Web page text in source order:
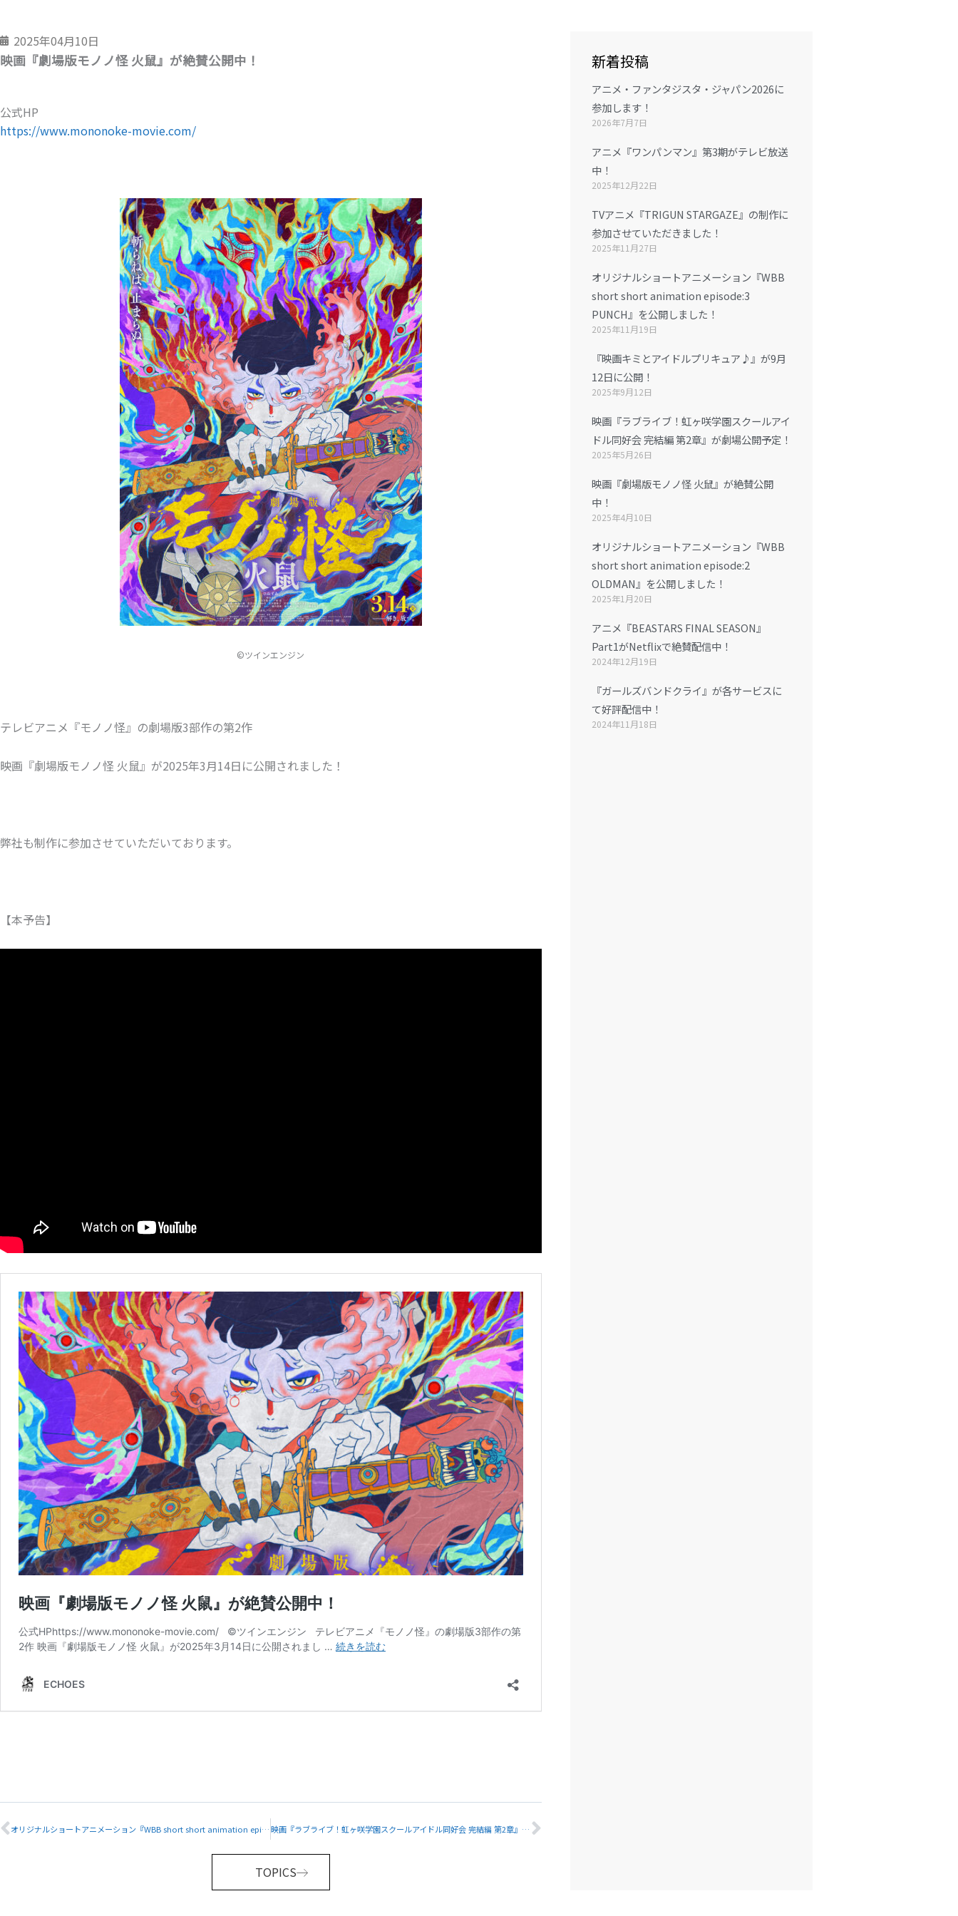
2025年04月10日
映画『劇場版モノノ怪 火鼠』が絶賛公開中！
公式HP
https://www.mononoke-movie.com/
©ツインエンジン
テレビアニメ『モノノ怪』の劇場版3部作の第2作
映画『劇場版モノノ怪 火鼠』が2025年3月14日に公開されました！
弊社も制作に参加させていただいております。
【本予告】
Prev オリジナルショートアニメーション『WBB short short animation episode:2 OLDMAN』を公開しました！ 映画『ラブライブ！虹ヶ咲学園スクールアイドル同好会 完結編 第2章』が劇場公開予定！ Next
TOPICS
新着投稿
アニメ・ファンタジスタ・ジャパン2026に
参加します！
2026年7月7日
アニメ『ワンパンマン』第3期がテレビ放送
中！
2025年12月22日
TVアニメ『TRIGUN STARGAZE』の制作に
参加させていただきました！
2025年11月27日
オリジナルショートアニメーション『WBB
short short animation episode:3
PUNCH』を公開しました！
2025年11月19日
『映画キミとアイドルプリキュア♪』が9月
12日に公開！
2025年9月12日
映画『ラブライブ！虹ヶ咲学園スクールアイ
ドル同好会 完結編 第2章』が劇場公開予定！
2025年5月26日
映画『劇場版モノノ怪 火鼠』が絶賛公開
中！
2025年4月10日
オリジナルショートアニメーション『WBB
short short animation episode:2
OLDMAN』を公開しました！
2025年1月20日
アニメ『BEASTARS FINAL SEASON』
Part1がNetflixで絶賛配信中！
2024年12月19日
『ガールズバンドクライ』が各サービスに
て好評配信中！
2024年11月18日